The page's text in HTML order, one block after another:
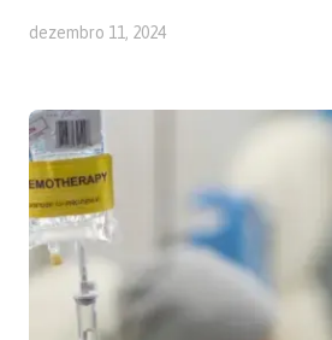
dezembro 11, 2024